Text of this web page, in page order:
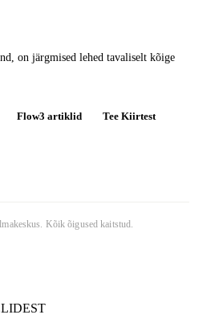
on järgmised lehed tavaliselt kõige
Flow3 artiklid Tee Kiirtest
. Kõik õigused kaitstud.